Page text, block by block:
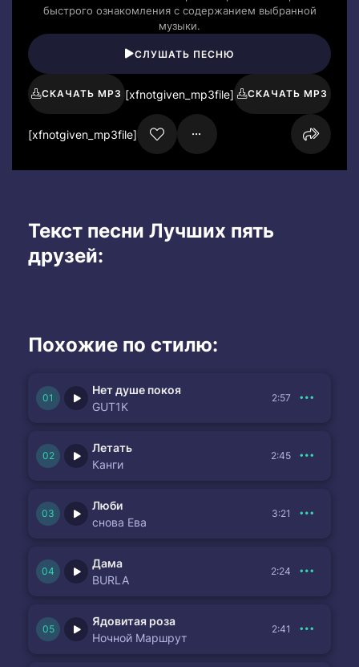
быстрого ознакомления с содержанием выбранной
музыки.
СЛУШАТЬ ПЕСНЮ
СКАЧАТЬ MP3 [xfnotgiven_mp3file] СКАЧАТЬ MP3
[xfnotgiven_mp3file]
Текст песни Лучших пять
друзей:
Похожие по стилю:
Нет душе покоя
GUT1K
2:57
Летать
Канги
2:45
Люби
снова Ева
3:21
Дама
BURLA
2:24
Ядовитая роза
Ночной Маршрут
2:41